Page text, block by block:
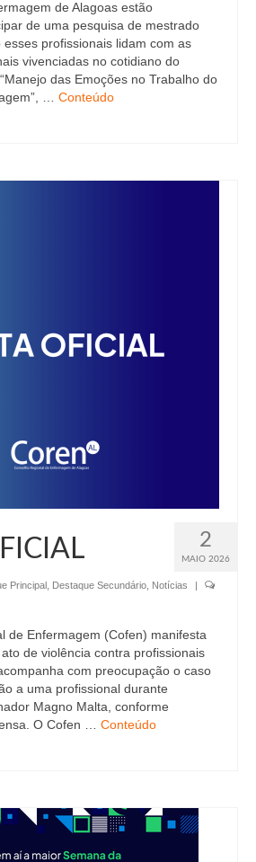
de Alagoas estão
de uma pesquisa de mestrado
profissionais lidam com as
vivenciadas no cotidiano do
das Emoções no Trabalho do
… Conteúdo
2
MAIO 2026
Principal Destaque Secundário Notícias
|
de Enfermagem (Cofen) manifesta
de violência contra profissionais
com preocupação o caso
a uma profissional durante
Magno Malta, conforme
O Cofen … Conteúdo